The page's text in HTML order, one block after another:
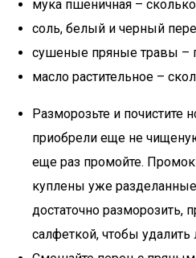
мука пшеничная –
соль, белый и черный
сушеные пряные травы –
масло растительное –
Разморозьте и почистите
приобрели еще не
еще раз промойте.
куплены уже
достаточно разморозить,
салфеткой, чтобы